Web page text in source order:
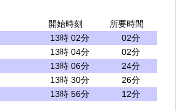
開始時刻
所要時間
13時 02分
02分
13時 04分
02分
13時 06分
24分
13時 30分
26分
13時 56分 12分